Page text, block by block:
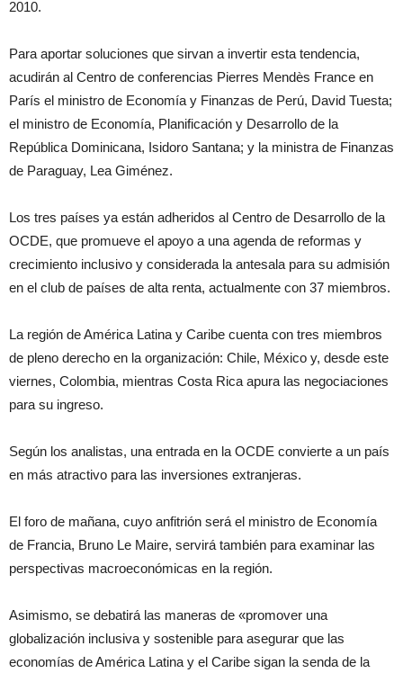
2010.
Para aportar soluciones que sirvan a invertir esta tendencia,
acudirán al Centro de conferencias Pierres Mendès France en
París el ministro de Economía y Finanzas de Perú, David Tuesta;
el ministro de Economía, Planificación y Desarrollo de la
República Dominicana, Isidoro Santana; y la ministra de Finanzas
de Paraguay, Lea Giménez.
Los tres países ya están adheridos al Centro de Desarrollo de la
OCDE, que promueve el apoyo a una agenda de reformas y
crecimiento inclusivo y considerada la antesala para su admisión
en el club de países de alta renta, actualmente con 37 miembros.
La región de América Latina y Caribe cuenta con tres miembros
de pleno derecho en la organización: Chile, México y, desde este
viernes, Colombia, mientras Costa Rica apura las negociaciones
para su ingreso.
Según los analistas, una entrada en la OCDE convierte a un país
en más atractivo para las inversiones extranjeras.
El foro de mañana, cuyo anfitrión será el ministro de Economía
de Francia, Bruno Le Maire, servirá también para examinar las
perspectivas macroeconómicas en la región.
Asimismo, se debatirá las maneras de «promover una
globalización inclusiva y sostenible para asegurar que las
economías de América Latina y el Caribe sigan la senda de la